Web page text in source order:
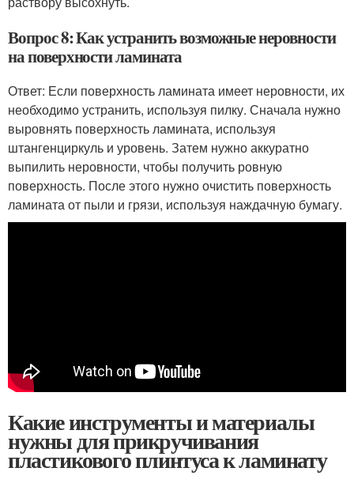
Вопрос 8: Как устранить возможные неровности
на поверхности ламината
Ответ: Если поверхность ламината имеет неровности, их
необходимо устранить, используя пилку. Сначала нужно
выровнять поверхность ламината, используя
штангенциркуль и уровень. Затем нужно аккуратно
выпилить неровности, чтобы получить ровную
поверхность. После этого нужно очистить поверхность
ламината от пыли и грязи, используя наждачную бумагу.
Какие инструменты и материалы
нужны для прикручивания
пластикового плинтуса к ламинату